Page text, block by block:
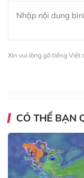
Xin vui lòng gõ tiếng Việt
CÓ THỂ BẠN